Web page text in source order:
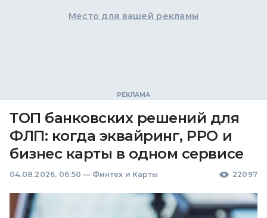
Место для вашей рекламы
ТОП банковских решений для
ФЛП: когда эквайринг, РРО и
бизнес карты в одном сервисе
04.08.2026, 06:50 — Финтех и Карты 22097